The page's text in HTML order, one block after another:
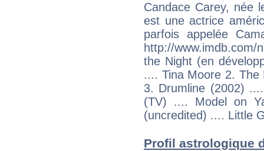
Candace Carey, née
est une actrice
parfois appelée
http://www.imdb.com/
the Night (en
.... Tina Moore 2.
3. Drumline (2002)
(TV) .... Model on
(uncredited) .... Little
Profil astrologique